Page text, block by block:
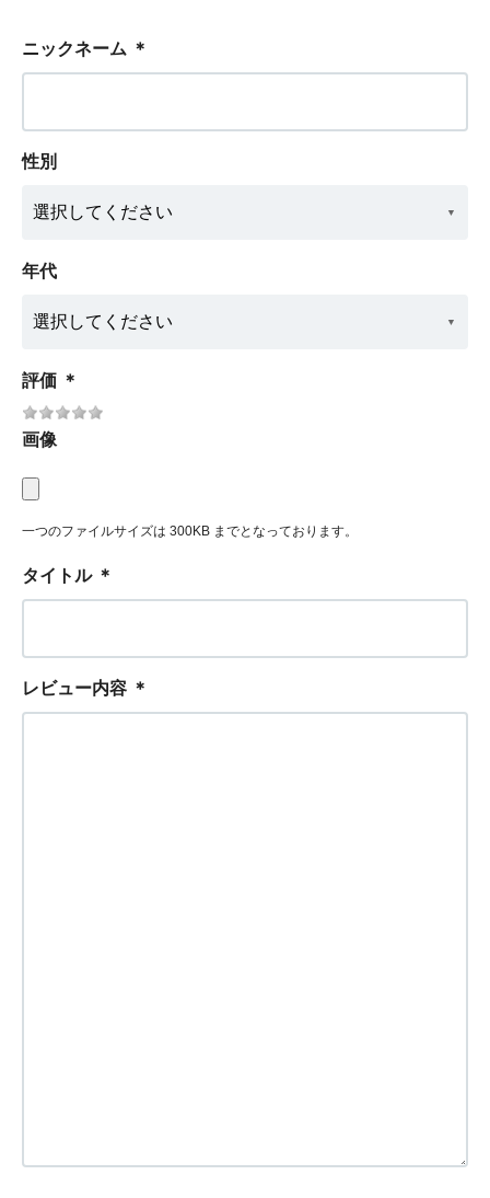
ニックネーム ＊
性別
年代
評価 ＊
画像
一つのファイルサイズは 300KB までとなっております。
タイトル ＊
レビュー内容 ＊